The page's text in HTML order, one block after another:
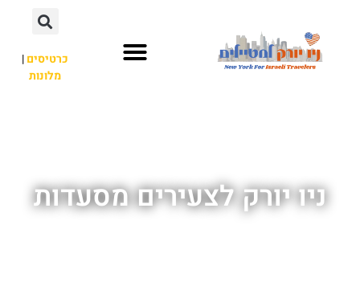
כרטיסים|
מלונות
ניו יורק לצעירים מסעדות